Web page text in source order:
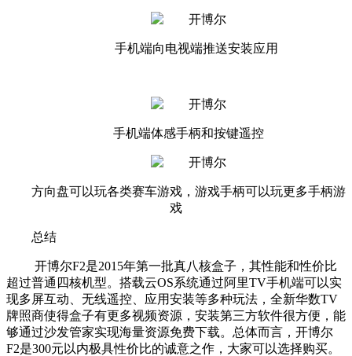
手机端向电视端推送安装应用
手机端体感手柄和按键遥控
方向盘可以玩各类赛车游戏，游戏手柄可以玩更多手柄游
戏
总结
开博尔F2是2015年第一批真八核盒子，其性能和性价比
超过普通四核机型。搭载云OS系统通过阿里TV手机端可以实
现多屏互动、无线遥控、应用安装等多种玩法，全新华数TV
牌照商使得盒子有更多视频资源，安装第三方软件很方便，能
够通过沙发管家实现海量资源免费下载。总体而言，开博尔
F2是300元以内极具性价比的诚意之作，大家可以选择购买。